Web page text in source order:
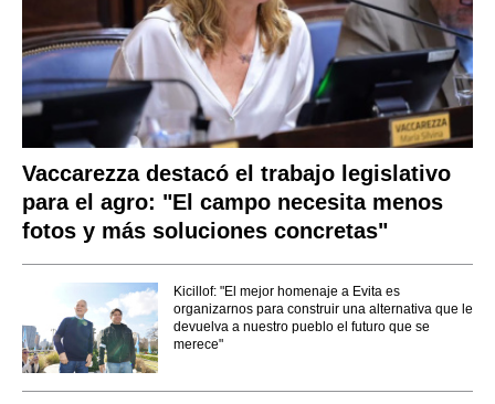
Vaccarezza destacó el trabajo legislativo
para el agro: "El campo necesita menos
fotos y más soluciones concretas"
Kicillof: "El mejor homenaje a Evita es
organizarnos para construir una alternativa que le
devuelva a nuestro pueblo el futuro que se
merece"